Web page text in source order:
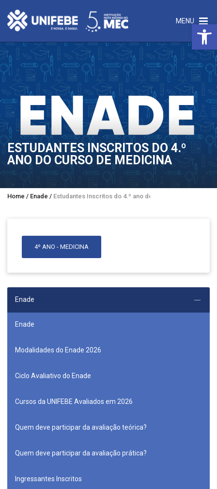
MENU
ESTUDANTES INSCRITOS DO 4.º
ANO DO CURSO DE MEDICINA
Home / Enade / Estudantes Inscritos do 4.º ano do curso de Medicina
4º ANO - MEDICINA
Enade
Enade
Modalidades do Enade 2026
Ciclo Avaliativo do Enade
Cursos da UNIFEBE Avaliados em 2026
Quem deve participar da avaliação teórica?
Quem deve participar da avaliação prática?
Ingressantes Inscritos